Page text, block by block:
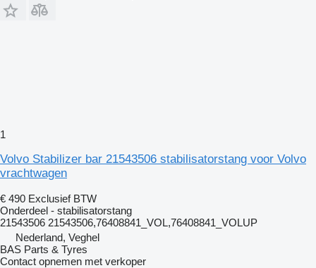
1
Volvo Stabilizer bar 21543506 stabilisatorstang voor Volvo
vrachtwagen
€ 490 Exclusief BTW
Onderdeel - stabilisatorstang
21543506 21543506,76408841_VOL,76408841_VOLUP
Nederland, Veghel
BAS Parts & Tyres
Contact opnemen met verkoper